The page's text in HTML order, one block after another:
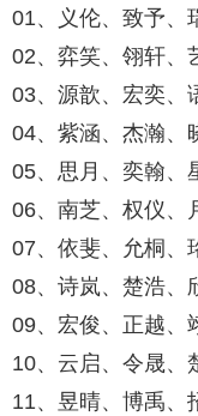
01、义伦、致予、
02、弈笑、翎轩、
03、源歆、宏奕、
04、紫涵、杰瀚、
05、思月、奕翰、
06、南芝、权仪、
07、依斐、允桐、
08、诗岚、楚浩、
09、宏俊、正越、
10、云启、令晟、
11、昱晴、博禹、